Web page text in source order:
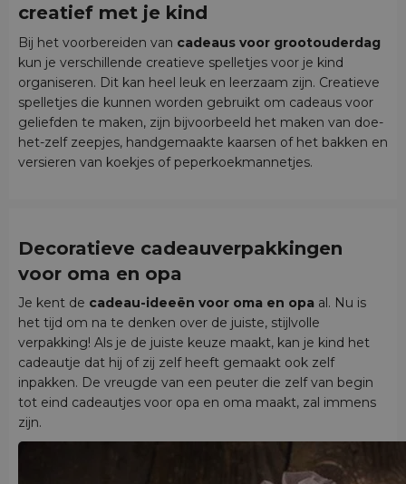
creatief met je kind
Bij het voorbereiden van cadeaus voor grootouderdag
kun je verschillende creatieve spelletjes voor je kind
organiseren. Dit kan heel leuk en leerzaam zijn. Creatieve
spelletjes die kunnen worden gebruikt om cadeaus voor
geliefden te maken, zijn bijvoorbeeld het maken van doe-
het-zelf zeepjes, handgemaakte kaarsen of het bakken en
versieren van koekjes of peperkoekmannetjes.
Decoratieve cadeauverpakkingen
voor oma en opa
Je kent de cadeau-ideeën voor oma en opa al. Nu is
het tijd om na te denken over de juiste, stijlvolle
verpakking! Als je de juiste keuze maakt, kan je kind het
cadeautje dat hij of zij zelf heeft gemaakt ook zelf
inpakken. De vreugde van een peuter die zelf van begin
tot eind cadeautjes voor opa en oma maakt, zal immens
zijn.